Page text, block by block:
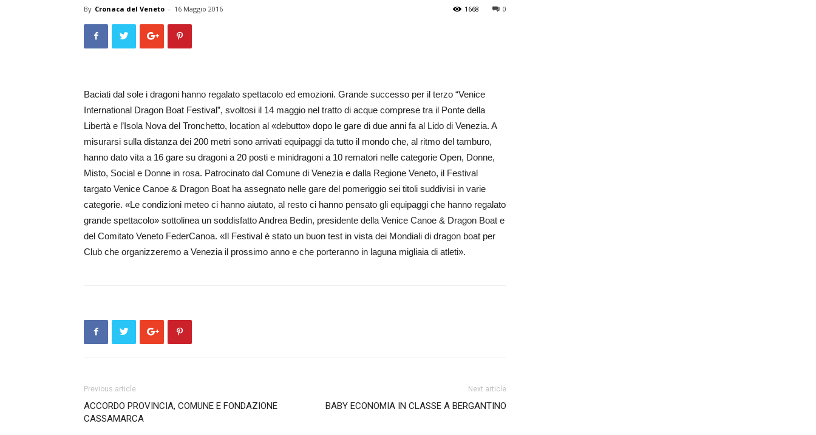
By Cronaca del Veneto - 16 Maggio 2016 0
1668
Baciati dal sole i dragoni hanno regalato spettacolo ed emozioni. Grande successo per il terzo “Venice
International Dragon Bo­at Festival”, svoltosi il 14 maggio nel tratto di acque comprese tra il Ponte della
Libertà e l’Isola Nova del Tronchetto, location al «debutto» dopo le gare di due anni fa al Lido di Venezia. A
misurarsi sulla distanza dei 200 metri sono arrivati equipaggi da tutto il mondo che, al ritmo del tamburo,
hanno dato vita a 16 gare su dragoni a 20 posti e minidragoni a 10 rematori nelle categorie Open, Donne,
Misto, So­cial e Donne in rosa. Patro­cinato dal Comune di Venezia e dalla Regione Veneto, il Festival
targato Venice Canoe & Dragon Boat ha assegnato nelle gare del pomeriggio sei titoli suddivisi in varie
categorie. «Le condizioni meteo ci hanno aiutato, al resto ci hanno pensato gli equipaggi che hanno regalato
grande spettacolo» sottolinea un soddisfatto Andrea Bedin, presidente della Venice Canoe & Dragon Boat e
del Comitato Veneto FederCanoa. «Il Festival è stato un buon test in vista dei Mondiali di dragon boat per
Club che organizzeremo a Venezia il prossimo anno e che porteranno in laguna migliaia di atleti».
Previous article
ACCORDO PROVINCIA, COMUNE E FONDAZIONE
CASSAMARCA
Next article
BABY ECONOMIA IN CLASSE A BERGANTINO